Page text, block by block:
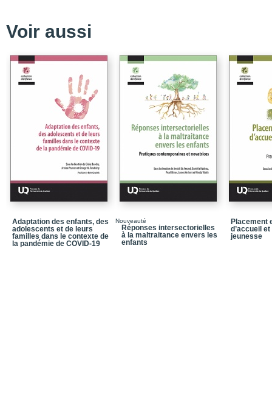
chapitre 3 - Le partage
sont en conflit : que
enfants et des
Conclusion
Bibliographie
comment mieux
chapitre 5 - Le rôle de
dans l’attribution des
Voir aussi
Adaptation des enfants, des
adolescents et de leurs
familles dans le contexte de
la pandémie de COVID-19
Nouveauté
Réponses intersectorielles
à la maltraitance envers les
enfants
Placement
d’accueil
jeunesse